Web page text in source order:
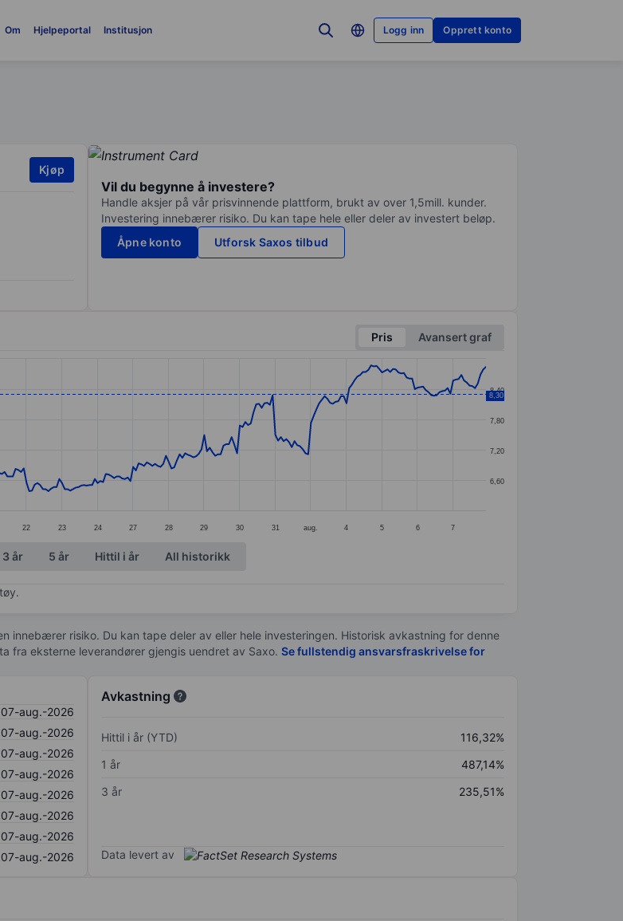
Om Hjelpeportal Institusjon Logg inn Opprett konto
Kjøp
Vil du begynne å investere?
Handle aksjer på vår prisvinnende plattform, brukt av over 1,5mill. kunder.
Investering innebærer risiko. Du kan tape hele eller deler av investert beløp.
Åpne konto
Utforsk Saxos tilbud
Pris
Avansert graf
6.38 to 8.87.
22 23 24 27 28 29 30 31 aug. 4 5 6 7
6,60
7,20
7,80
8,40
8,30
3 år 5 år Hittil i år All historikk
innebærer risiko. Du kan tape deler av eller hele investeringen. Historisk avkastning for denne
fra eksterne leverandører gjengis uendret av Saxo. Se fullstendig ansvarsfraskrivelse for
07-aug.-2026
07-aug.-2026
07-aug.-2026
07-aug.-2026
07-aug.-2026
07-aug.-2026
07-aug.-2026
07-aug.-2026
Avkastning
Hittil i år (YTD)
116,32%
1 år
487,14%
3 år
235,51%
Data levert av